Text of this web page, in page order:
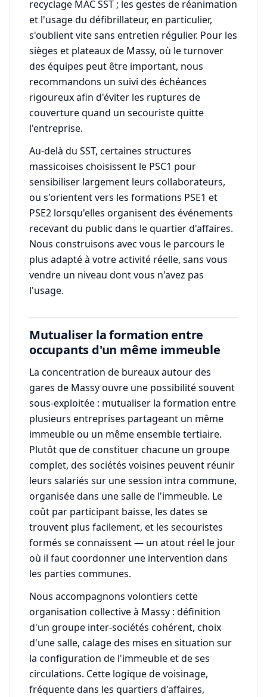
recyclage MAC SST ; les gestes de réanimation
et l'usage du défibrillateur, en particulier,
s'oublient vite sans entretien régulier. Pour les
sièges et plateaux de Massy, où le turnover
des équipes peut être important, nous
recommandons un suivi des échéances
rigoureux afin d'éviter les ruptures de
couverture quand un secouriste quitte
l'entreprise.
Au-delà du SST, certaines structures
massicoises choisissent le PSC1 pour
sensibiliser largement leurs collaborateurs,
ou s'orientent vers les formations PSE1 et
PSE2 lorsqu'elles organisent des événements
recevant du public dans le quartier d'affaires.
Nous construisons avec vous le parcours le
plus adapté à votre activité réelle, sans vous
vendre un niveau dont vous n'avez pas
l'usage.
Mutualiser la formation entre
occupants d'un même immeuble
La concentration de bureaux autour des
gares de Massy ouvre une possibilité souvent
sous-exploitée : mutualiser la formation entre
plusieurs entreprises partageant un même
immeuble ou un même ensemble tertiaire.
Plutôt que de constituer chacune un groupe
complet, des sociétés voisines peuvent réunir
leurs salariés sur une session intra commune,
organisée dans une salle de l'immeuble. Le
coût par participant baisse, les dates se
trouvent plus facilement, et les secouristes
formés se connaissent — un atout réel le jour
où il faut coordonner une intervention dans
les parties communes.
Nous accompagnons volontiers cette
organisation collective à Massy : définition
d'un groupe inter-sociétés cohérent, choix
d'une salle, calage des mises en situation sur
la configuration de l'immeuble et de ses
circulations. Cette logique de voisinage,
fréquente dans les quartiers d'affaires,